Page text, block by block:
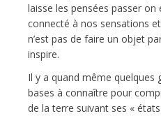
laisse les pensées passer on
connecté à nos sensations
n’est pas de faire un objet
inspire.
Il y a quand même quelques
bases à connaître pour
de la terre suivant ses «